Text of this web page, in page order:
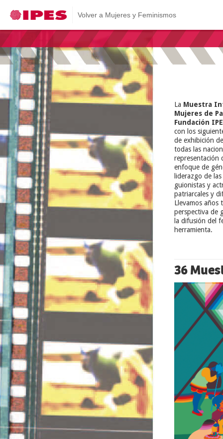
IPES Elkartea
Volver a Mujeres y Feminismos
La Muestra
Mujeres de
Fundación
con los
de exhibición
todas las
representación
enfoque de
liderazgo de
guionistas y
patriarcales y
Llevamos años
perspectiva de
la difusión del
herramienta.
36